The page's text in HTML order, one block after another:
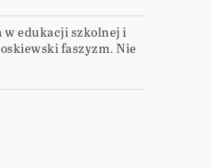
w edukacji szkolnej i
faszyzm. Nie